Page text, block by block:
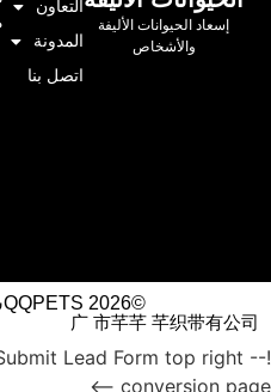
إسعاد الحيوانات الأليفة
والأشخاص
التعاون
المدونة
اتصل بنا
©QQPETS 2026
广 市芊芊 芊织带有公司
Lead Form top right
conversion page -->